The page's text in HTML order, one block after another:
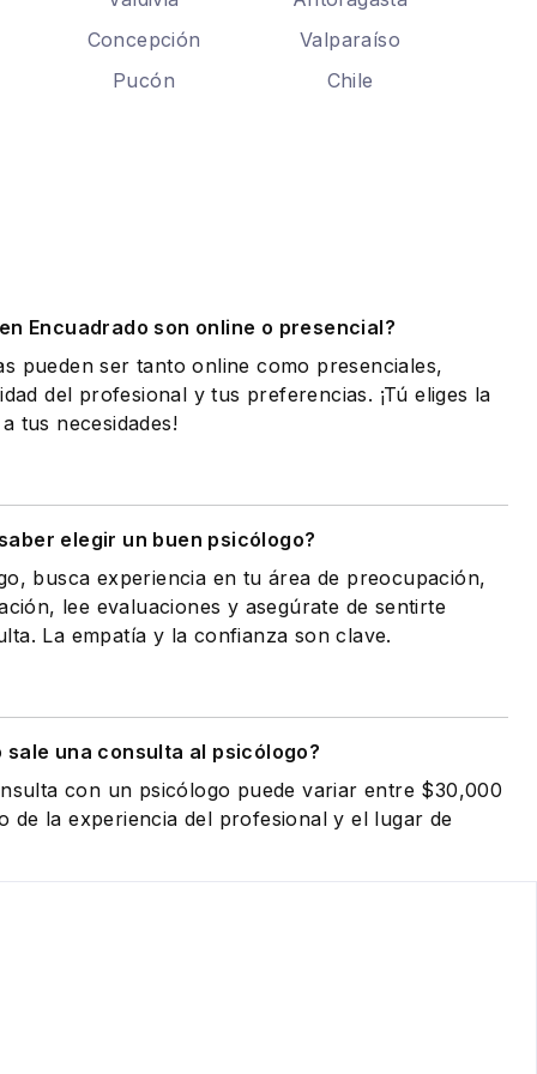
Concepción
Valparaíso
Pucón
Chile
Encuadrado son online o presencial?
pueden ser tanto online como presenciales,
del profesional y tus preferencias. ¡Tú eliges la
tus necesidades!
elegir un buen psicólogo?
busca experiencia en tu área de preocupación,
lee evaluaciones y asegúrate de sentirte
La empatía y la confianza son clave.
sale una consulta al psicólogo?
con un psicólogo puede variar entre $30,000
de la experiencia del profesional y el lugar de